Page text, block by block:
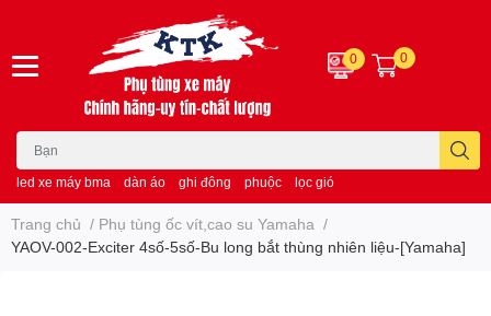
led xe máy bma dàn áo ghi đông phuộc lọc gió
0 0
Trang chủ / Phụ tùng ốc vít,cao su Yamaha /
YAOV-002-Exciter 4số-5số-Bu long bắt thùng nhiên liệu-[Yamaha]